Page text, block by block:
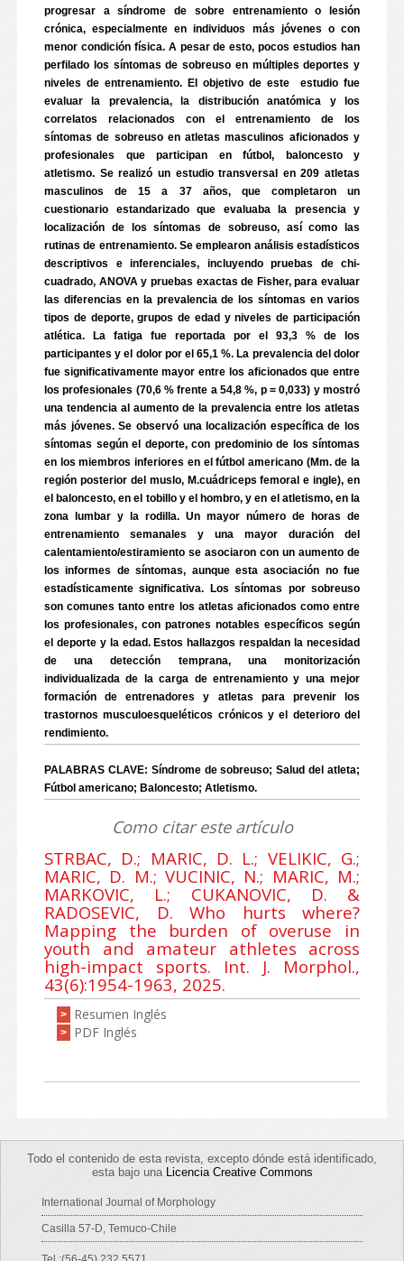
progresar a síndrome de sobre entrenamiento o lesión
crónica, especialmente en individuos más jóvenes o con
menor condición física. A pesar de esto, pocos estudios han
perfilado los síntomas de sobreuso en múltiples deportes y
niveles de entrenamiento. El objetivo de este estudio fue
evaluar la prevalencia, la distribución anatómica y los
correlatos relacionados con el entrenamiento de los
síntomas de sobreuso en atletas masculinos aficionados y
profesionales que participan en fútbol, baloncesto y
atletismo. Se realizó un estudio transversal en 209 atletas
masculinos de 15 a 37 años, que completaron un
cuestionario estandarizado que evaluaba la presencia y
localización de los síntomas de sobreuso, así como las
rutinas de entrenamiento. Se emplearon análisis estadísticos
descriptivos e inferenciales, incluyendo pruebas de chi-
cuadrado, ANOVA y pruebas exactas de Fisher, para evaluar
las diferencias en la prevalencia de los síntomas en varios
tipos de deporte, grupos de edad y niveles de participación
atlética. La fatiga fue reportada por el 93,3 % de los
participantes y el dolor por el 65,1 %. La prevalencia del dolor
fue significativamente mayor entre los aficionados que entre
los profesionales (70,6 % frente a 54,8 %, p = 0,033) y mostró
una tendencia al aumento de la prevalencia entre los atletas
más jóvenes. Se observó una localización específica de los
síntomas según el deporte, con predominio de los síntomas
en los miembros inferiores en el fútbol americano (Mm. de la
región posterior del muslo, M.cuádriceps femoral e ingle), en
el baloncesto, en el tobillo y el hombro, y en el atletismo, en la
zona lumbar y la rodilla. Un mayor número de horas de
entrenamiento semanales y una mayor duración del
calentamiento/estiramiento se asociaron con un aumento de
los informes de síntomas, aunque esta asociación no fue
estadísticamente significativa. Los síntomas por sobreuso
son comunes tanto entre los atletas aficionados como entre
los profesionales, con patrones notables específicos según
el deporte y la edad. Estos hallazgos respaldan la necesidad
de una detección temprana, una monitorización
individualizada de la carga de entrenamiento y una mejor
formación de entrenadores y atletas para prevenir los
trastornos musculoesqueléticos crónicos y el deterioro del
rendimiento.
PALABRAS CLAVE: Síndrome de sobreuso; Salud del atleta;
Fútbol americano; Baloncesto; Atletismo.
Como citar este artículo
STRBAC, D.; MARIC, D. L.; VELIKIC, G.;
MARIC, D. M.; VUCINIC, N.; MARIC, M.;
MARKOVIC, L.; CUKANOVIC, D. &
RADOSEVIC, D. Who hurts where?
Mapping the burden of overuse in
youth and amateur athletes across
high-impact sports. Int. J. Morphol.,
43(6):1954-1963, 2025.
> Resumen Inglés
> PDF Inglés
Todo el contenido de esta revista, excepto dónde está identificado,
esta bajo una Licencia Creative Commons
International Journal of Morphology
Casilla 57-D, Temuco-Chile